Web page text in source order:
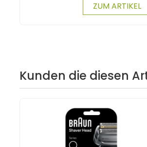
ZUM ARTIKEL
Kunden die diesen